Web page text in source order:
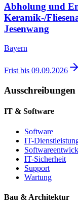
Abholung und
Keramik-/
Jesenwang
Bayern
Frist bis 09.09.2026
Ausschreibungen
IT & Software
Software
IT-
IT-Sicherheit
Support
Wartung
Bau & Architektur